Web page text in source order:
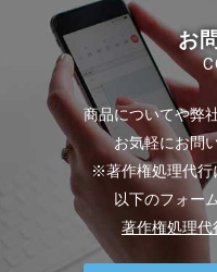
お
商品についてや弊
お気軽にお問
※著作権処理代行
以下のフォー
著作権処理代